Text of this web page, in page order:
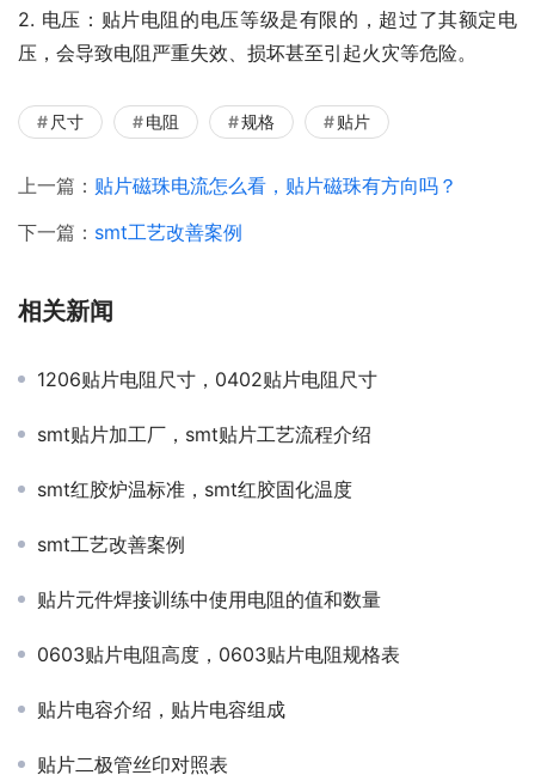
2. 电压：贴片电阻的电压等级是有限的，超过了其额定电
压，会导致电阻严重失效、损坏甚至引起火灾等危险。
尺寸 电阻 规格 贴片
上一篇： 贴片磁珠电流怎么看，贴片磁珠有方向吗？
下一篇： smt工艺改善案例
相关新闻
1206贴片电阻尺寸，0402贴片电阻尺寸
smt贴片加工厂，smt贴片工艺流程介绍
smt红胶炉温标准，smt红胶固化温度
smt工艺改善案例
贴片元件焊接训练中使用电阻的值和数量
0603贴片电阻高度，0603贴片电阻规格表
贴片电容介绍，贴片电容组成
贴片二极管丝印对照表